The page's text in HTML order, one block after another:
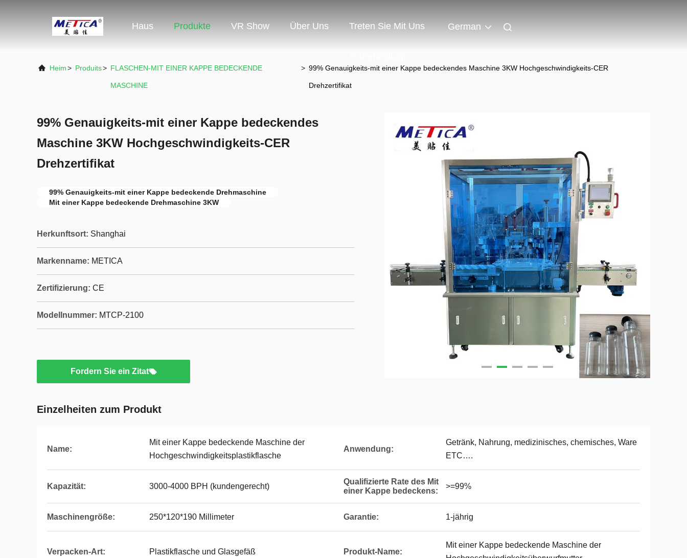
Haus Produkte VR Show Über Uns Treten Sie Mit Uns German
Heim> Produits> FLASCHEN-MIT EINER KAPPE BEDECKENDE
MASCHINE
> 99% Genauigkeits-mit einer Kappe bedeckendes Maschine 3KW Hochgeschwindigkeits-CER
Drehzertifikat
99% Genauigkeits-mit einer Kappe bedeckendes
Maschine 3KW Hochgeschwindigkeits-CER
Drehzertifikat
99% Genauigkeits-mit einer Kappe bedeckende Drehmaschine
Mit einer Kappe bedeckende Drehmaschine 3KW
Herkunftsort: Shanghai
Markenname: METICA
Zertifizierung: CE
Modellnummer: MTCP-2100
Fordern Sie ein Zitat
Einzelheiten zum Produkt
Name:
Mit einer Kappe bedeckende Maschine der
Hochgeschwindigkeitsplastikflasche
Anwendung:
Getränk, Nahrung, medizinisches, chemisches, Ware
ETC….
Kapazität: 3000-4000 BPH (kundengerecht)
Qualifizierte Rate des Mit
einer Kappe bedeckens:
>=99%
Maschinengröße: 250*120*190 Millimeter Garantie: 1-jährig
Verpacken-Art: Plastikflasche und Glasgefäß Produkt-Name:
Mit einer Kappe bedeckende Maschine der